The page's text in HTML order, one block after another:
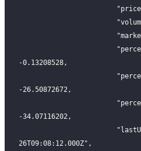
-0.13208528,
-26.50872672,
-34.07116202,
26T09:08:12.000Z",